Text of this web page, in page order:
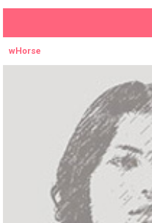
wHorse